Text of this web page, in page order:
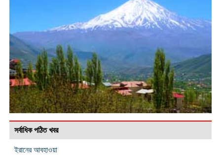
সর্বাধিক পঠিত খবর
ইরানের আবহাওয়া